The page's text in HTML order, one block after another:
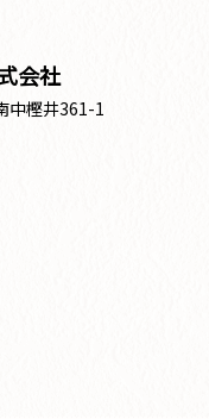
会社
中樫井361-1